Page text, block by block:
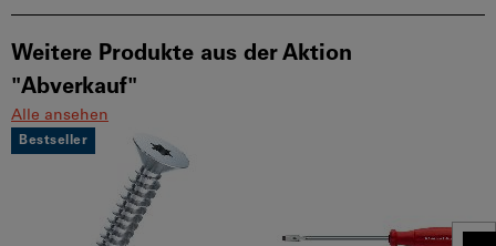
Weitere Produkte aus der Aktion
"Abverkauf"
Alle ansehen
Bestseller